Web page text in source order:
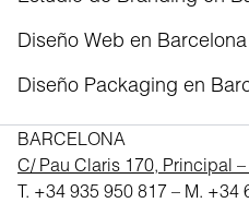
Diseño Web en Barcelona
Diseño Packaging en
BARCELONA
C/ Pau Claris 170, Principal
T. +34 935 950 817 – M. +34